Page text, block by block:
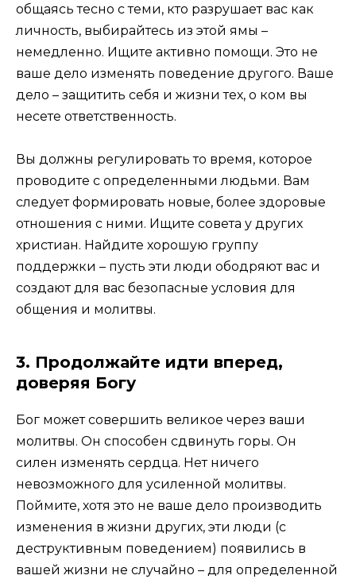
общаясь тесно с теми, кто разрушает вас как
личность, выбирайтесь из этой ямы –
немедленно. Ищите активно помощи. Это не
ваше дело изменять поведение другого. Ваше
дело – защитить себя и жизни тех, о ком вы
несете ответственность.
Вы должны регулировать то время, которое
проводите с определенными людьми. Вам
следует формировать новые, более здоровые
отношения с ними. Ищите совета у других
христиан. Найдите хорошую группу
поддержки – пусть эти люди ободряют вас и
создают для вас безопасные условия для
общения и молитвы.
3. Продолжайте идти вперед,
доверяя Богу
Бог может совершить великое через ваши
молитвы. Он способен сдвинуть горы. Он
силен изменять сердца. Нет ничего
невозможного для усиленной молитвы.
Поймите, хотя это не ваше дело производить
изменения в жизни других, эти люди (с
деструктивным поведением) появились в
вашей жизни не случайно – для определенной